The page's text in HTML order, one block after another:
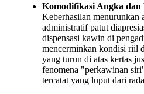
Komodifikasi Angka dan
Keberhasilan menurunkan
administratif patut
dispensasi kawin di
mencerminkan kondisi riil
yang turun di atas kertas
fenomena "perkawinan
tercatat yang luput dari